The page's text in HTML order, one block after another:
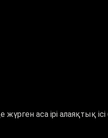
аса ірі алаяқтық